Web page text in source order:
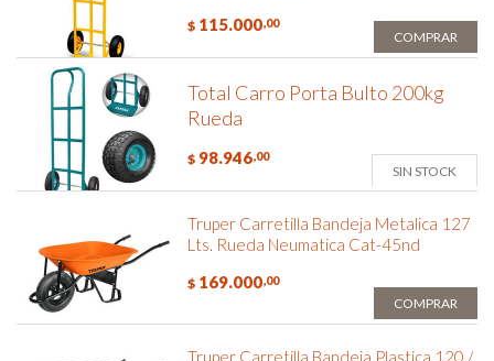
$ 115.000,00
COMPRAR
Total Carro Porta Bulto 200kg
Rueda
$ 98.946,00
SIN STOCK
Truper Carretilla Bandeja Metalica 127
Lts. Rueda Neumatica Cat-45nd
$ 169.000,00
COMPRAR
Truper Carretilla Bandeja Plastica 120 /